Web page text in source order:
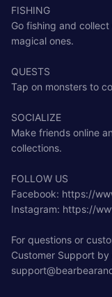
FISHING
Go fishing and
magical ones.
QUESTS
Tap on monsters to
SOCIALIZE
Make friends online
collections.
FOLLOW US
Facebook: https://
Instagram: https://
For questions or
Customer Support by